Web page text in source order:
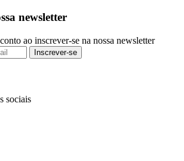
newsletter
ao inscrever-se na nossa newsletter
Inscrever-se
sociais